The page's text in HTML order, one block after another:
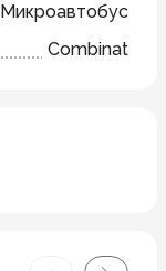
Микроавтобус
Combinat